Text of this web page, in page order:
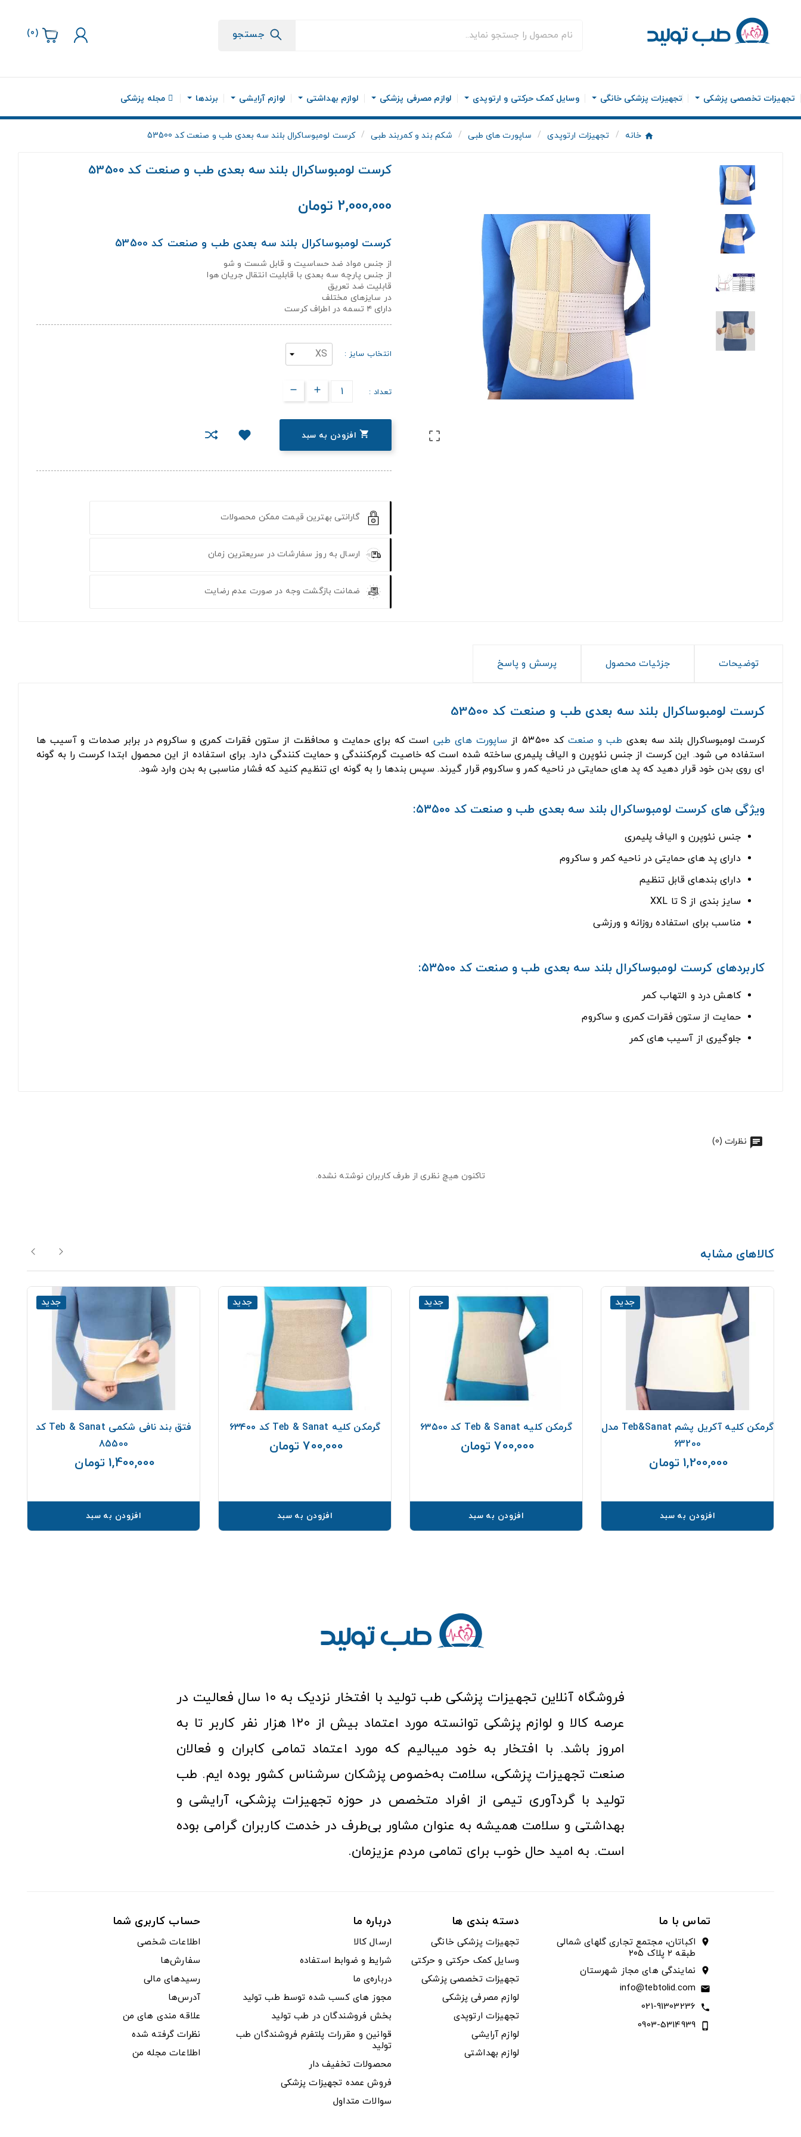
جستجو (
0
)
تجهیزات تخصصی پزشکی تجهیزات پزشکی خانگی وسایل کمک حرکتی و ارتوپدی لوازم مصرفی پزشکی لوازم بهداشتی لوازم آرایشی برندها مجله پزشکی
خانه تجهیزات ارتوپدی ساپورت های طبی شکم بند و کمربند طبی کرست لومبوساکرال بلند سه بعدی طب و صنعت کد 53500

کرست لومبوساکرال بلند سه بعدی طب و صنعت کد 53500
2,000,000 تومان
کرست لومبوساکرال بلند سه بعدی طب و صنعت کد 53500
از جنس مواد ضد حساسیت و قابل شست و شو
از جنس پارچه سه بعدی با قابلیت انتقال جریان هوا
قابلیت ضد تعریق
در سایزهای مختلف
دارای ۴ تسمه در اطراف کرست
انتخاب سایز :
تعداد :
 افزودن به سبد
گارانتی بهترین قیمت ممکن محصولات
ارسال به روز سفارشات در سریعترین زمان
ضمانت بازگشت وجه در صورت عدم رضایت
توضیحات جزئیات محصول پرسش و پاسخ
کرست لومبوساکرال بلند سه بعدی طب و صنعت کد 53500
کرست لومبوساکرال بلند سه بعدی طب و صنعت کد ۵۳۵۰۰ از ساپورت های طبیاست که برای حمایت و محافظت از ستون فقرات کمری و ساکروم در برابر صدمات و آسیب ها
استفاده می شود. این کرست از جنس نئوپرن و الیاف پلیمری ساخته شده است که خاصیت گرم‌کنندگی و حمایت کنندگی دارد. برای استفاده از این محصول ابتدا کرست را به گونه
ای روی بدن خود قرار دهید که پد های حمایتی در ناحیه کمر و ساکروم قرار گیرند. سپس بندها را به گونه ای تنظیم کنید که فشار مناسبی به بدن وارد شود.
ویژگی های کرست لومبوساکرال بلند سه بعدی طب و صنعت کد ۵۳۵۰۰:
جنس نئوپرن و الیاف پلیمری
دارای پد های حمایتی در ناحیه کمر و ساکروم
دارای بندهای قابل تنظیم
سایز بندی از S تا XXL
مناسب برای استفاده روزانه و ورزشی
کاربردهای کرست لومبوساکرال بلند سه بعدی طب و صنعت کد ۵۳۵۰۰:
کاهش درد و التهاب کمر
حمایت از ستون فقرات کمری و ساکروم
جلوگیری از آسیب های کمر
نظرات (0)
تاکنون هیچ نظری از طرف کاربران نوشته نشده.
کالاهای مشابه
جدید
گرمکن کلیه آکریل پشم Teb&Sanat مدل
63200
1,200,000 تومان
افزودن به سبد
جدید
گرمکن کلیه Teb & Sanat کد ۶۳۵۰۰
700,000 تومان
افزودن به سبد
جدید
گرمکن کلیه Teb & Sanat کد ۶۳۴۰۰
700,000 تومان
افزودن به سبد
جدید
فتق بند نافی شکمی Teb & Sanat کد
85500
1,400,000 تومان
افزودن به سبد
فروشگاه آنلاین تجهیزات پزشکی طب تولید با افتخار نزدیک به ۱۰ سال فعالیت در
عرصه کالا و لوازم پزشکی توانسته مورد اعتماد بیش از ۱۲۰ هزار نفر کاربر تا به
امروز باشد. با افتخار به خود میبالیم که مورد اعتماد تمامی کابران و فعالان
صنعت تجهیزات پزشکی، سلامت به‌خصوص پزشکان سرشناس کشور بوده ایم. طب
تولید با گردآوری تیمی از افراد متخصص در حوزه تجهیزات پزشکی، آرایشی و
بهداشتی و سلامت همیشه به عنوان مشاور بی‌طرف در خدمت کاربران گرامی بوده
است. به امید حال خوب برای تمامی مردم عزیزمان.
تماس با ما
location_on
اکباتان، مجتمع تجاری گلهای شمالی
طبقه ۲ پلاک ۲۰۵
location_on نمایندگی های مجاز شهرستان
email
info@tebtolid.com
call
021-91303236
phone_iphone
0903-5314939
دسته بندی ها
تجهیزات پزشکی خانگی
وسایل کمک حرکتی و حرکتی
تجهیزات تخصصی پزشکی
لوازم مصرفی پزشکی
تجهیزات ارتوپدی
لوازم آرایشی
لوازم بهداشتی
درباره ما
ارسال کالا
شرایط و ضوابط استفاده
درباره‌ی ما
مجوز های کسب شده توسط طب تولید
بخش فروشندگان در طب تولید
قوانین و مقررات پلتفرم فروشندگان طب
تولید
محصولات تخفیف دار
فروش عمده تجهیزات پزشکی
سوالات متداول
حساب کاربری شما
اطلاعات شخصی
سفارش‌ها
رسیدهای مالی
آدرس‌ها
علاقه مندی های من
نظرات گرفته شده
اطلاعات مجله من